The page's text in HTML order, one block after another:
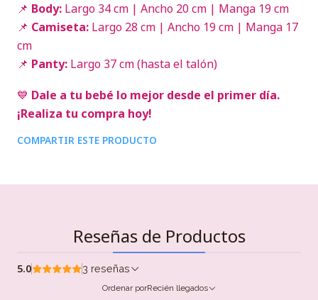
📌 Body: Largo 34 cm | Ancho 20 cm | Manga 19 cm
📌 Camiseta: Largo 28 cm | Ancho 19 cm | Manga 17
cm
📌 Panty: Largo 37 cm (hasta el talón)
💙 Dale a tu bebé lo mejor desde el primer día.
¡Realiza tu compra hoy!
COMPARTIR ESTE PRODUCTO
Reseñas de Productos
5.0 3 reseñas
Ordenar porRecién llegados